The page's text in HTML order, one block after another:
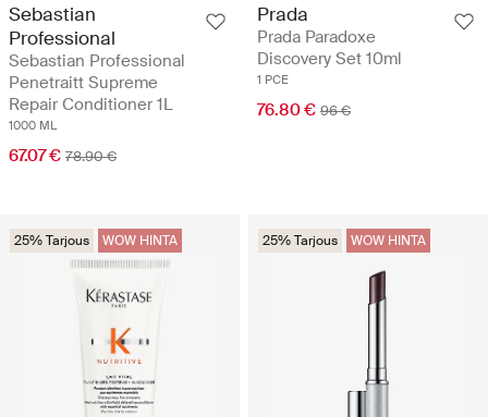
Sebastian
Professional
Sebastian Professional
Penetraitt Supreme
Repair Conditioner 1L
1000 ML
67.07 € 78.90 €
Prada
Prada Paradoxe
Discovery Set 10ml
1 PCE
76.80 € 96 €
25% Tarjous WOW HINTA 25% Tarjous WOW HINTA